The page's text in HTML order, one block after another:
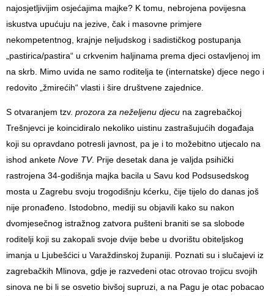
najosjetljivijim osjećajima majke? K tomu, nebrojena povijesna
iskustva upućuju na jezive, čak i masovne primjere
nekompetentnog, krajnje neljudskog i sadističkog postupanja
„pastirica/pastira“ u crkvenim haljinama prema djeci ostavljenoj im
na skrb. Mimo uvida ne samo roditelja te (internatske) djece nego i
redovito „žmirećih“ vlasti i šire društvene zajednice.
S otvaranjem tzv. prozora za neželjenu djecu na zagrebačkoj
Trešnjevci je koincidiralo nekoliko uistinu zastrašujućih događaja
koji su opravdano potresli javnost, pa je i to možebitno utjecalo na
ishod ankete Nove TV. Prije desetak dana je valjda psihički
rastrojena 34-godišnja majka bacila u Savu kod Podsusedskog
mosta u Zagrebu svoju trogodišnju kćerku, čije tijelo do danas još
nije pronađeno. Istodobno, mediji su objavili kako su nakon
dvomjesečnog istražnog zatvora pušteni braniti se sa slobode
roditelji koji su zakopali svoje dvije bebe u dvorištu obiteljskog
imanja u Ljubešćici u Varaždinskoj županiji. Poznati su i slučajevi iz
zagrebačkih Mlinova, gdje je razvedeni otac otrovao trojicu svojih
sinova ne bi li se osvetio bivšoj supruzi, a na Pagu je otac pobacao